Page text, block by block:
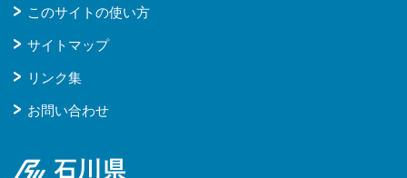
このサイトの使い方
サイトマップ
リンク集
お問い合わせ
石川県